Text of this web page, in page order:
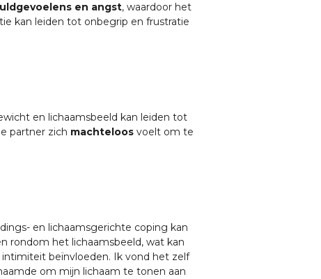
en angst, waardoor het
kan leiden tot onbegrip en frustratie
en lichaamsbeeld kan leiden tot
partner zich machteloos voelt om te
en lichaamsgerichte coping kan
rondom het lichaamsbeeld, wat kan
beïnvloeden. Ik vond het zelf
om mijn lichaam te tonen aan